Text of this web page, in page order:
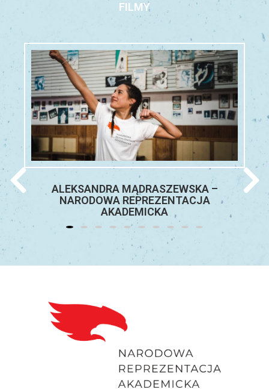
FILMY
ALEKSANDRA MĄDRASZEWSKA –
NARODOWA REPREZENTACJA
AKADEMICKA